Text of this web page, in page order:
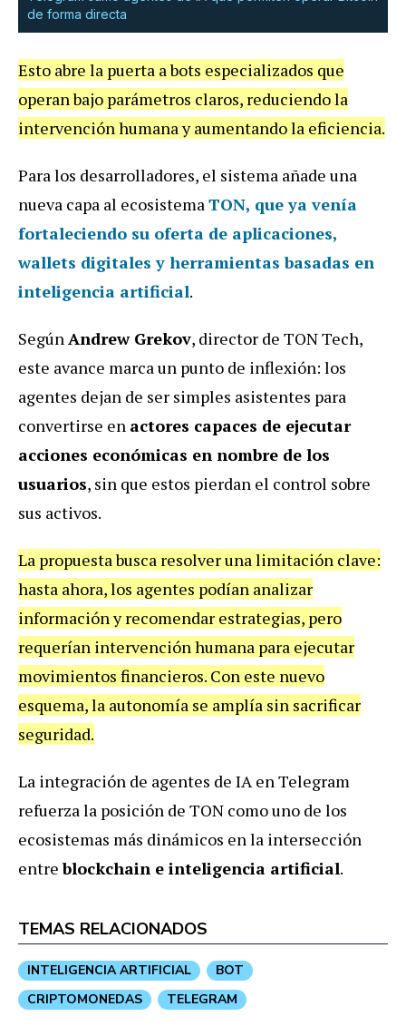
de forma directa
Esto abre la puerta a bots especializados que
operan bajo parámetros claros, reduciendo la
intervención humana y aumentando la eficiencia.
Para los desarrolladores, el sistema añade una
nueva capa al ecosistemaTON, que ya venía
fortaleciendo su oferta de aplicaciones,
wallets digitales y herramientas basadas en
inteligencia artificial.
SegúnAndrew Grekov, director de TON Tech,
este avance marca un punto de inflexión: los
agentes dejan de ser simples asistentes para
convertirse en actores capaces de ejecutar
acciones económicas en nombre de los
usuarios, sin que estos pierdan el control sobre
sus activos.
La propuesta busca resolver una limitación clave:
hasta ahora, los agentes podían analizar
información y recomendar estrategias, pero
requerían intervención humana para ejecutar
movimientos financieros. Con este nuevo
esquema, la autonomía se amplía sin sacrificar
seguridad.
La integración de agentes de IA en Telegram
refuerza la posición de TON como uno de los
ecosistemas más dinámicos en la intersección
entreblockchain e inteligencia artificial.
TEMAS RELACIONADOS
INTELIGENCIA ARTIFICIAL
BOT
CRIPTOMONEDAS
TELEGRAM